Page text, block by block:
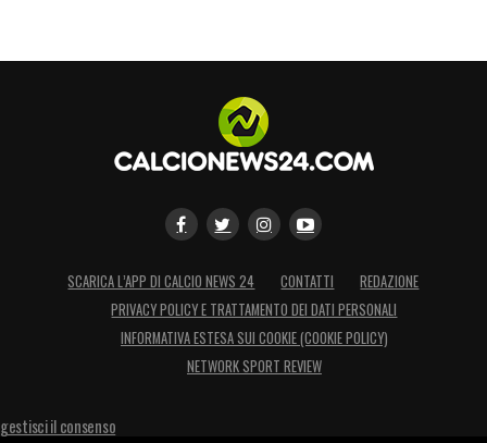
SCARICA L’APP DI CALCIO NEWS 24 CONTATTI
REDAZIONE
PRIVACY POLICY E TRATTAMENTO DEI DATI PERSONALI
INFORMATIVA ESTESA SUI COOKIE (COOKIE POLICY)
NETWORK SPORT REVIEW
gestisci il consenso